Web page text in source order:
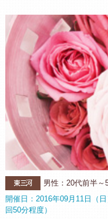
東三河
男性：20代前半
開催日：2016年09月11日（
回50分程度）